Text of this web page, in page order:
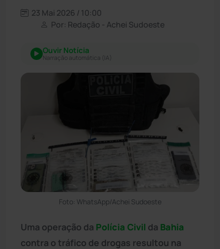
23 Mai 2026 / 10:00
Por: Redação - Achei Sudoeste
Ouvir Notícia
Narração automática (IA)
Foto: WhatsApp/Achei Sudoeste
Uma operação da Polícia Civil da Bahia
contra o tráfico de drogas resultou na